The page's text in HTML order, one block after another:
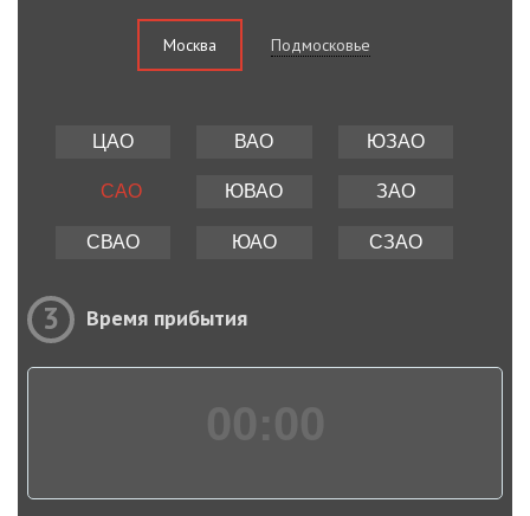
Москва Подмосковье
ЦАО ВАО ЮЗАО
САО ЮВАО ЗАО
СВАО ЮАО СЗАО
3 Время прибытия